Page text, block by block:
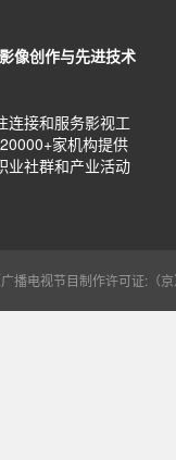
像创作与先进技术
连接和服务影视工
家机构提供
业社群和产业活动
广播电视节目制作许可证:（